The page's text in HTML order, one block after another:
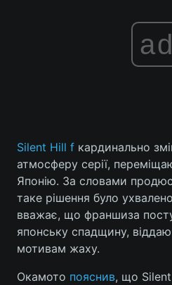
ad
Silent Hill f кардинально
атмосферу серії,
Японію. За словами
таке рішення було
вважає, що франшиза
японську спадщину,
мотивам жаху.
Окамото пояснив, що